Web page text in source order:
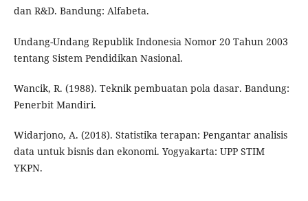
dan R&D. Bandung: Alfabeta.
Undang-Undang Republik Indonesia Nomor 20 Tahun 2003
tentang Sistem Pendidikan Nasional.
Wancik, R. (1988). Teknik pembuatan pola dasar. Bandung:
Penerbit Mandiri.
Widarjono, A. (2018). Statistika terapan: Pengantar analisis
data untuk bisnis dan ekonomi. Yogyakarta: UPP STIM
YKPN.